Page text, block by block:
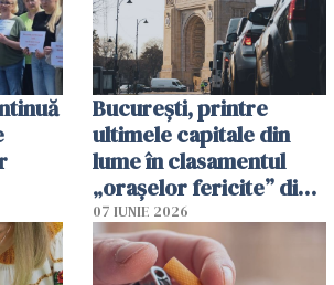
București, printre
ultimele capitale din
lume în clasamentul
„orașelor fericite” din
2026
07 IUNIE 2026